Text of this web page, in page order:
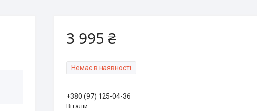
3 995 ₴
Немає в наявності
+380 (97) 125-04-36
Віталій